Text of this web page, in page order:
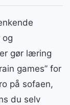
og
gør læring
games” for
på sofaen,
du selv